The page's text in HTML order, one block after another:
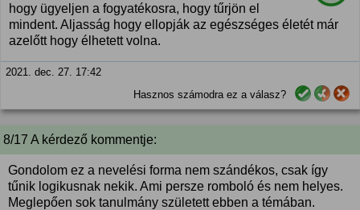
hogy ügyeljen a fogyatékosra, hogy tűrjön el
mindent. Aljasság hogy ellopják az egészséges életét már
azelőtt hogy élhetett volna.
2021. dec. 27. 17:42
Hasznos számodra ez a válasz?
8/17 A kérdező kommentje:
Gondolom ez a nevelési forma nem szándékos, csak így
tűnik logikusnak nekik. Ami persze romboló és nem helyes.
Meglepően sok tanulmány született ebben a témában.